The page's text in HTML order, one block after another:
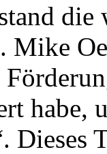
die
habe,
Dieses